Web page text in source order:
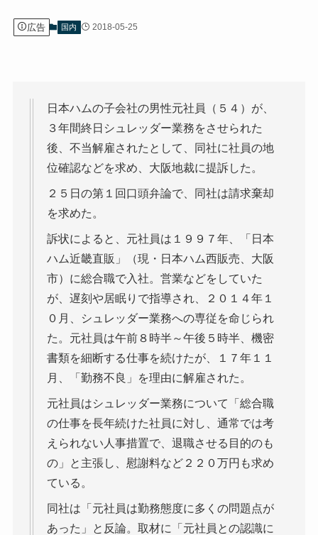
広告 国内 2018-05-25
日本ハムの子会社の男性元社員（５４）が、
３年間終日シュレッダー業務をさせられた
後、不当解雇されたとして、同社に社員の地
位確認などを求め、大阪地裁に提訴した。
２５日の第１回口頭弁論で、同社は請求棄却
を求めた。
訴状によると、元社員は１９９７年、「日本
ハム近畿直販」（現・日本ハム西販売、大阪
市）に総合職で入社。営業などをしていた
が、遅刻や居眠りで指導され、２０１４年１
０月、シュレッダー業務への専従を命じられ
た。元社員は午前８時半～午後５時半、機密
書類を細断する仕事を続けたが、１７年１１
月、「勤務不良」を理由に解雇された。
元社員はシュレッダー業務について「総合職
の仕事を長年続けた社員に対し、通常では考
えられない人事措置で、退職させる目的のも
の」と主張し、慰謝料など２２０万円も求め
ている。
同社は「元社員は勤務態度に多くの問題点が
あった」と反論。取材に「元社員との認識に